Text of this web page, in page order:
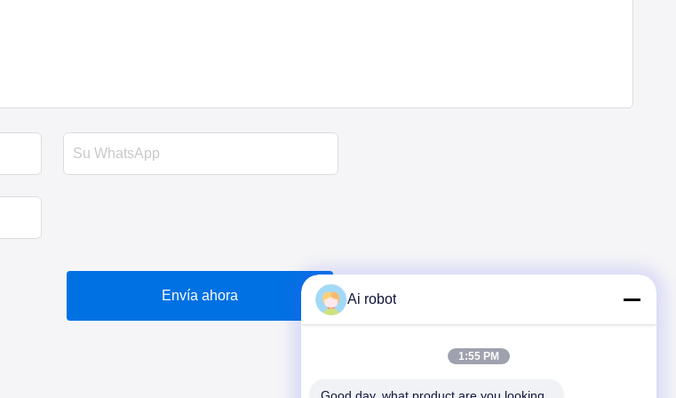
Envía ahora Ai robot
1:55 PM